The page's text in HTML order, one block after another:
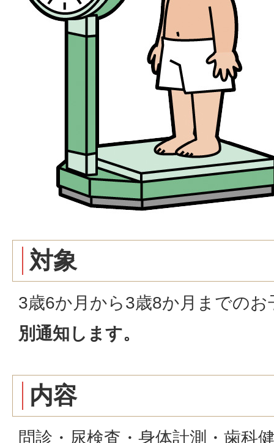
対象
3歳6か月から3歳8か月までの
別通知します。
内容
問診・尿検査・身体計測・歯科